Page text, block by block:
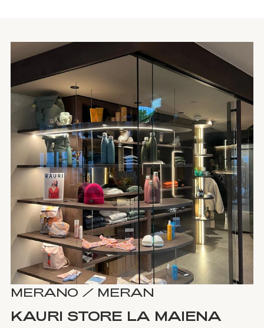
MERANO / MERAN
KAURI STORE LA MAIENA